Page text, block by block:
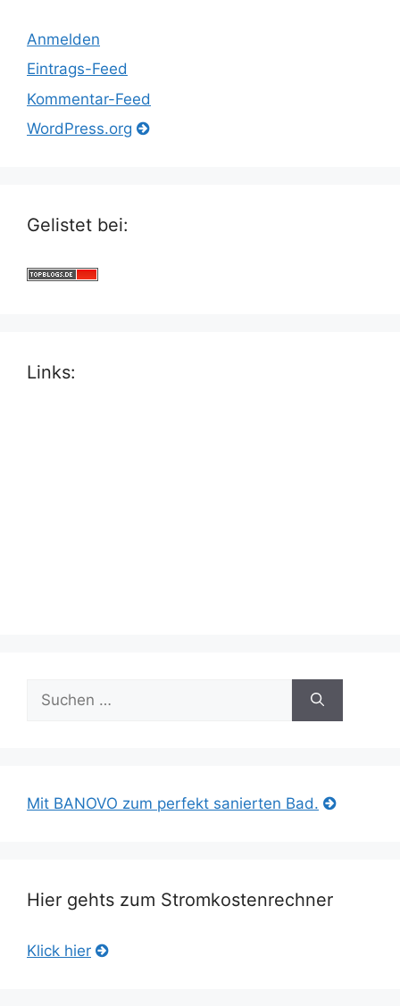
Anmelden
Eintrags-Feed
Kommentar-Feed
WordPress.org
Gelistet bei:
Links:
nach:
Mit BANOVO zum perfekt sanierten Bad.
Hier gehts zum Stromkostenrechner
Klick hier